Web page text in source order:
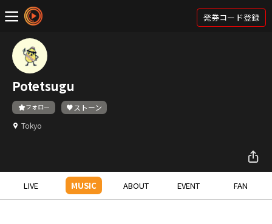
発券コード登録
Potetsugu
フォロー
ストーン
Tokyo
LIVE MUSIC ABOUT EVENT FAN